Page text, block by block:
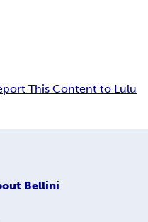
This Content to Lulu
Bellini